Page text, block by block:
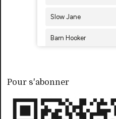
Pour s'abonner